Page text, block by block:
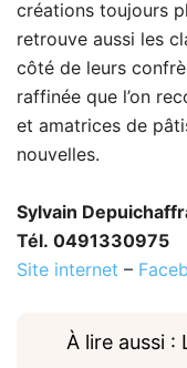
créations toujours
retrouve aussi les
côté de leurs
raffinée que l’on
et amatrices de
nouvelles.
Sylvain
Tél. 0491330975
Site internet –
À lire aussi :